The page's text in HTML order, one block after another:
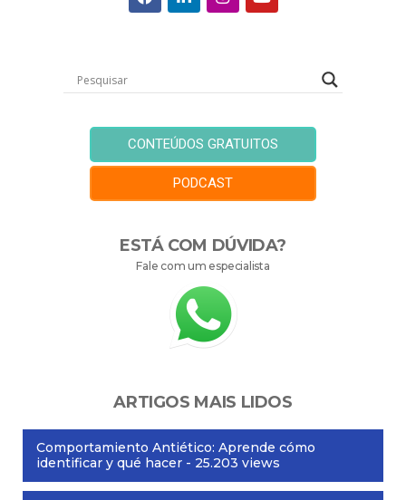
CONTEÚDOS GRATUITOS
PODCAST
ESTÁ COM DÚVIDA?
Fale com um especialista
ARTIGOS MAIS LIDOS
Comportamiento Antiético: Aprende cómo
identificar y qué hacer - 25.203 views